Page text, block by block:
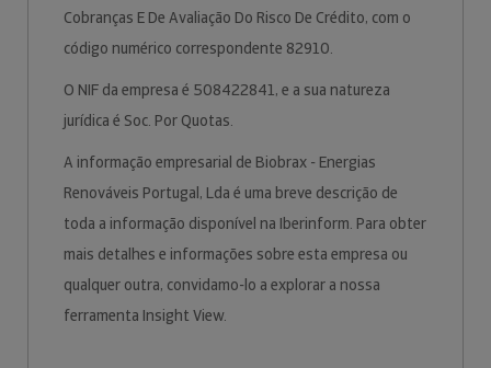
Cobranças E De Avaliação Do Risco De Crédito, com o
código numérico correspondente 82910.
O NIF da empresa é 508422841, e a sua natureza
jurídica é Soc. Por Quotas.
A informação empresarial de Biobrax - Energias
Renováveis Portugal, Lda é uma breve descrição de
toda a informação disponível na Iberinform. Para obter
mais detalhes e informações sobre esta empresa ou
qualquer outra, convidamo-lo a explorar a nossa
ferramenta Insight View.